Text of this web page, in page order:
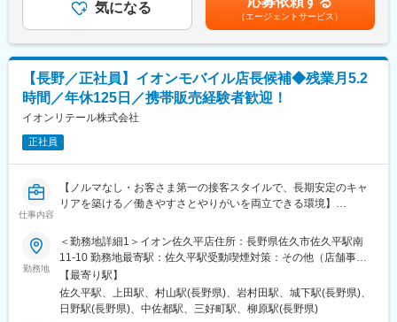
自身で設定し、年4回上司との面談の中で振り返りや軌道修正を行
っています。
■研修制度
入社後は教育担当の先輩社員がマンツーマンで接客の基礎や商品
の店舗との連携も多く、年代の近い社員との交流も活発なため、
業務で分からないところを聞きやすい環境です。
社員で構成されています。
同社は役職付きではなくても、シニアスタッフ制度を採用してお
ります。
お客様満足度や販売スキルなどを加味した8段階のグレードを設
け、グレードによって月2,500～20,000円の手当を付与
また、販売員としてキャリア主催の資格認定試験（初級～最上
はあくまでも目安の金額であり、選考を通じて上下する可能性が
あります。月給(月額)は固定手当を含めた表記です。
気になる
（エージェントサービス）
【長野／正社員】イオンモバイル店長候補◆残業月5.2
時間／年休125日／携帯販売経験者歓迎！
イオンリテール株式会社
正社員
仕事内容
【ノルマなし・お客さま第一の接客スタイルで、長期安定のキャ
リアを築ける／働きやすさとやりがいを両立できる環境】
イオンモバイルの販売店長候補として、業務を担当いただきま
す。
お客さまとの長期的な関係構築を重視した接客。自社・他社キャ
リアを比較し、最適なご提案が可能です。
■仕事内容
勤務地
＜勤務地詳細1＞イオン佐久平店住所：長野県佐久市佐久平駅南
11-10 勤務地最寄駅：佐久平駅受動喫煙対策：その他（店舗事業
所敷地内禁煙、就業時間内禁煙）＜勤務地詳細2＞イオンスタイル
上田住所：長野県上田市常田2-12-18 勤務地最寄駅：上田駅受動
喫煙対策：その他（店舗事業所敷地内禁煙、就業時間内禁煙）＜
【最寄り駅】
佐久平駅、上田駅、村山駅(長野県)、岩村田駅、城下駅(長野県)、
日野駅(長野県)、中佐都駅、三好町駅、柳原駅(長野県)